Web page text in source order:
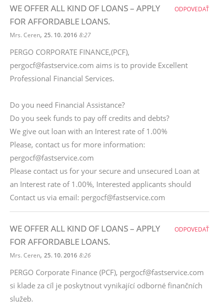
WE OFFER ALL KIND OF LOANS – APPLY
FOR AFFORDABLE LOANS.
Mrs. Ceren, 25. 10. 2016 8:27
PERGO CORPORATE FINANCE,(PCF),
pergocf@fastservice.com aims is to provide Excellent
Professional Financial Services.
Do you need Financial Assistance?
Do you seek funds to pay off credits and debts?
We give out loan with an Interest rate of 1.00%
Please, contact us for more information:
pergocf@fastservice.com
Please contact us for your secure and unsecured Loan at
an Interest rate of 1.00%, Interested applicants should
Contact us via email: pergocf@fastservice.com
ODPOVEDAŤ
WE OFFER ALL KIND OF LOANS – APPLY
FOR AFFORDABLE LOANS.
Mrs. Ceren, 25. 10. 2016 8:26
PERGO Corporate Finance (PCF), pergocf@fastservice.com
si klade za cíl je poskytnout vynikající odborné finančních
služeb.
ODPOVEDAŤ